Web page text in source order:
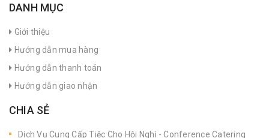
DANH MỤC
Giới thiệu
Hướng dẫn mua hàng
Hướng dẫn thanh toán
Hướng dẫn giao nhận
CHIA SẺ
Dịch Vụ Cung Cấp Tiệc Cho Hội Nghị - Conference Catering